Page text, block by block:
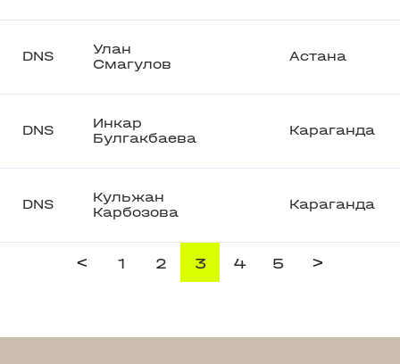
DNS
Улан
Смагулов
Астана
DNS
Инкар
Булгакбаева
Караганда
DNS
Кульжан
Карбозова
Караганда
< 1 2 3 4 5 >